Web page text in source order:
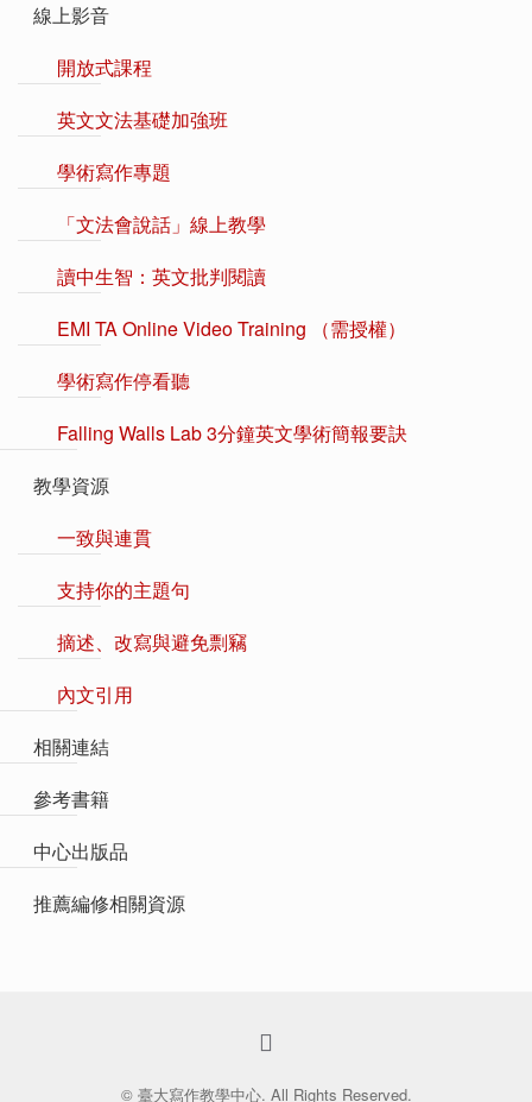
線上影音
開放式課程
英文文法基礎加強班
學術寫作專題
「文法會說話」線上教學
讀中生智：英文批判閱讀
EMI TA Online Video Training （需授權）
學術寫作停看聽
Falling Walls Lab 3分鐘英文學術簡報要訣
教學資源
一致與連貫
支持你的主題句
摘述、改寫與避免剽竊
內文引用
相關連結
參考書籍
中心出版品
推薦編修相關資源
© 臺大寫作教學中心. All Rights Reserved.